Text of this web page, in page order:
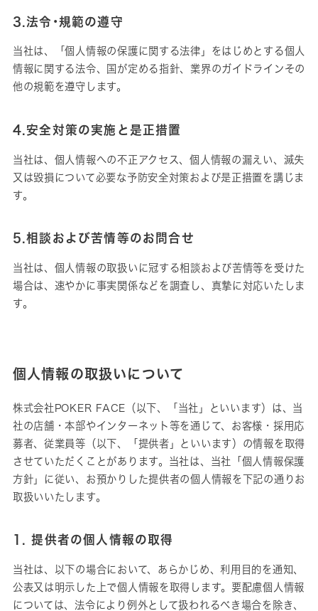
3.法令･規範の遵守
当社は、「個人情報の保護に関する法律」をはじめとする個人
情報に関する法令、国が定める指針、業界のガイドラインその
他の規範を遵守します。
4.安全対策の実施と是正措置
当社は、個人情報への不正アクセス、個人情報の漏えい、滅失
又は毀損について必要な予防安全対策および是正措置を講じま
す。
5.相談および苦情等のお問合せ
当社は、個人情報の取扱いに冠する相談および苦情等を受けた
場合は、速やかに事実関係などを調査し、真摯に対応いたしま
す。
個人情報の取扱いについて
株式会社POKER FACE（以下、「当社」といいます）は、当
社の店舗・本部やインターネット等を通じて、お客様・採用応
募者、従業員等（以下、「提供者」といいます）の情報を取得
させていただくことがあります。当社は、当社「個人情報保護
方針」に従い、お預かりした提供者の個人情報を下記の通りお
取扱いいたします。
1. 提供者の個人情報の取得
当社は、以下の場合において、あらかじめ、利用目的を通知、
公表又は明示した上で個人情報を取得します。要配慮個人情報
については、法令により例外として扱われるべき場合を除き、